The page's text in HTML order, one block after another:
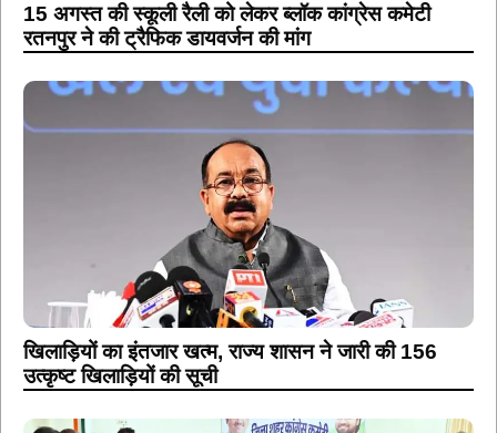
15 अगस्त की स्कूली रैली को लेकर ब्लॉक कांग्रेस कमेटी
रतनपुर ने की ट्रैफिक डायवर्जन की मांग
खिलाड़ियों का इंतजार खत्म, राज्य शासन ने जारी की 156
उत्कृष्ट खिलाड़ियों की सूची